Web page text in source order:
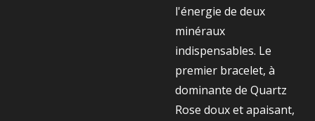
l'énergie de deux
minéraux
indispensables. Le
premier bracelet, à
dominante de Quartz
Rose doux et apaisant,